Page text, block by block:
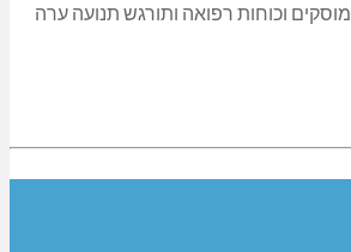
וכוחות רפואה ותורגש תנועה ערה